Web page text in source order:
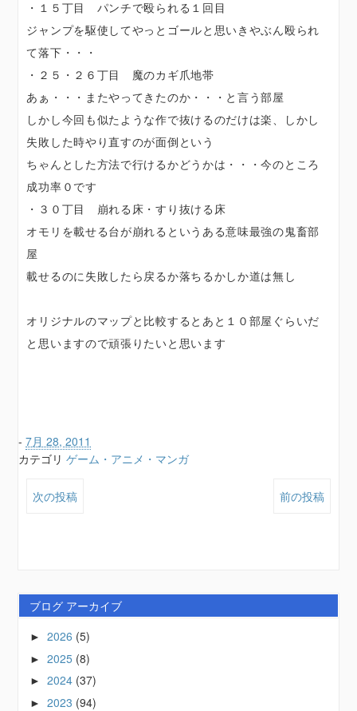
・１５丁目 パンチで殴られる１回目
ジャンプを駆使してやっとゴールと思いきやぶん殴られ
て落下・・・
・２５・２６丁目 魔のカギ爪地帯
あぁ・・・またやってきたのか・・・と言う部屋
しかし今回も似たような作で抜けるのだけは楽、しかし
失敗した時やり直すのが面倒という
ちゃんとした方法で行けるかどうかは・・・今のところ
成功率０です
・３０丁目 崩れる床・すり抜ける床
オモリを載せる台が崩れるというある意味最強の鬼畜部
屋
載せるのに失敗したら戻るか落ちるかしか道は無し
オリジナルのマップと比較するとあと１０部屋ぐらいだ
と思いますので頑張りたいと思います
-7月 28, 2011
カテゴリゲーム・アニメ・マンガ
次の投稿 前の投稿
ブログ アーカイブ
►2026 (5)
►2025 (8)
►2024 (37)
►2023 (94)